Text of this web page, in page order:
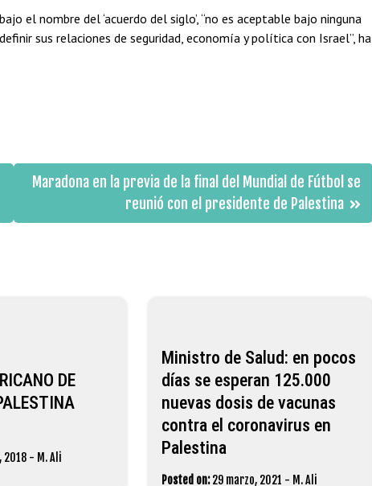
el nombre del ‘acuerdo del siglo’, “no es aceptable bajo ninguna
sus relaciones de seguridad, economía y política con Israel”, ha
Maradona en la previa de la final del Mundial de Fútbol se
reunió con el presidente de Palestina
DE
2018- M. Ali
Ministro de Salud: en pocos
días se esperan 125.000
nuevas dosis de vacunas
contra el coronavirus en
Palestina
Posted on: 29 marzo, 2021 - M. Ali